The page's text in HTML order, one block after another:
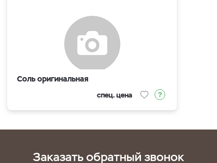
Соль оригинальная
спец. цена
Заказать обратный звонок